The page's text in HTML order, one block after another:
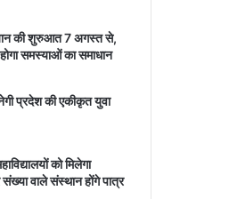
की शुरुआत 7 अगस्त से,
समस्याओं का समाधान
प्रदेश की एकीकृत युवा
को मिलेगा
वाले संस्थान होंगे पात्र